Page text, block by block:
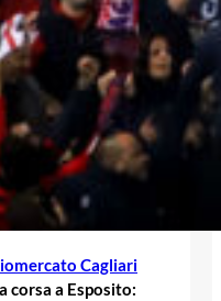
Cagliari
corsa a Esposito: